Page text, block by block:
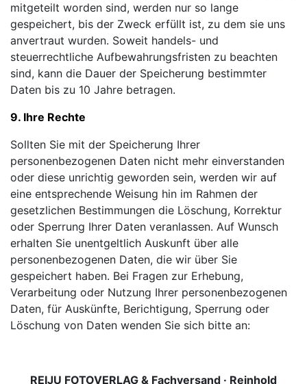
mitgeteilt worden sind, werden nur so lange
gespeichert, bis der Zweck erfüllt ist, zu dem sie uns
anvertraut wurden. Soweit handels- und
steuerrechtliche Aufbewahrungsfristen zu beachten
sind, kann die Dauer der Speicherung bestimmter
Daten bis zu 10 Jahre betragen.
9. Ihre Rechte
Sollten Sie mit der Speicherung Ihrer
personenbezogenen Daten nicht mehr einverstanden
oder diese unrichtig geworden sein, werden wir auf
eine entsprechende Weisung hin im Rahmen der
gesetzlichen Bestimmungen die Löschung, Korrektur
oder Sperrung Ihrer Daten veranlassen. Auf Wunsch
erhalten Sie unentgeltlich Auskunft über alle
personenbezogenen Daten, die wir über Sie
gespeichert haben. Bei Fragen zur Erhebung,
Verarbeitung oder Nutzung Ihrer personenbezogenen
Daten, für Auskünfte, Berichtigung, Sperrung oder
Löschung von Daten wenden Sie sich bitte an:
REIJU FOTOVERLAG & Fachversand · Reinhold